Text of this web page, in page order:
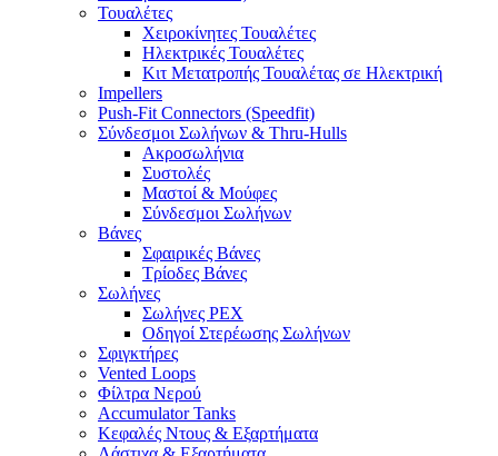
Τουαλέτες
Χειροκίνητες Τουαλέτες
Ηλεκτρικές Τουαλέτες
Κιτ Μετατροπής Τουαλέτας σε Ηλεκτρική
Impellers
Push-Fit Connectors (Speedfit)
Σύνδεσμοι Σωλήνων & Thru-Hulls
Ακροσωλήνια
Συστολές
Μαστοί & Μούφες
Σύνδεσμοι Σωλήνων
Βάνες
Σφαιρικές Βάνες
Τρίοδες Βάνες
Σωλήνες
Σωλήνες PEX
Οδηγοί Στερέωσης Σωλήνων
Σφιγκτήρες
Vented Loops
Φίλτρα Νερού
Accumulator Tanks
Κεφαλές Ντους & Εξαρτήματα